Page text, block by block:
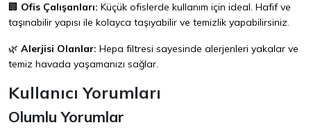
🏢 Ofis Çalışanları: Küçük ofislerde kullanım için ideal. Hafif ve
taşınabilir yapısı ile kolayca taşıyabilir ve temizlik yapabilirsiniz.
🌿 Alerjisi Olanlar: Hepa filtresi sayesinde alerjenleri yakalar ve
temiz havada yaşamanızı sağlar.
Kullanıcı Yorumları
Olumlu Yorumlar